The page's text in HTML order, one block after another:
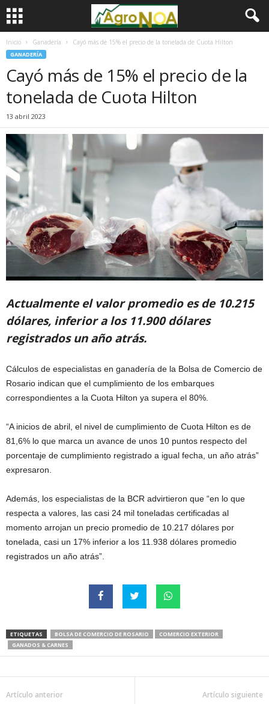
Inicio Ganadería Cayó más de 15% el precio de la tonelada de Cuota Hilton
GANADERÍA
Cayó más de 15% el precio de la
tonelada de Cuota Hilton
13 abril 2023
Actualmente el valor promedio es de 10.215
dólares, inferior a los 11.900 dólares
registrados un año atrás.
Cálculos de especialistas en ganadería de la Bolsa de Comercio de
Rosario indican que el cumplimiento de los embarques
correspondientes a la Cuota Hilton ya supera el 80%.
“A inicios de abril, el nivel de cumplimiento de Cuota Hilton es de
81,6% lo que marca un avance de unos 10 puntos respecto del
porcentaje de cumplimiento registrado a igual fecha, un año atrás”
expresaron.
Además, los especialistas de la BCR advirtieron que “en lo que
respecta a valores, las casi 24 mil toneladas certificadas al
momento arrojan un precio promedio de 10.217 dólares por
tonelada, casi un 17% inferior a los 11.938 dólares promedio
registrados un año atrás”.
ETIQUETAS BOLSA DE COMERCIO DE ROSARIO
COMERCIO EXTERIOR
GANADOS & CARNES
Artículo anterior Artículo siguiente